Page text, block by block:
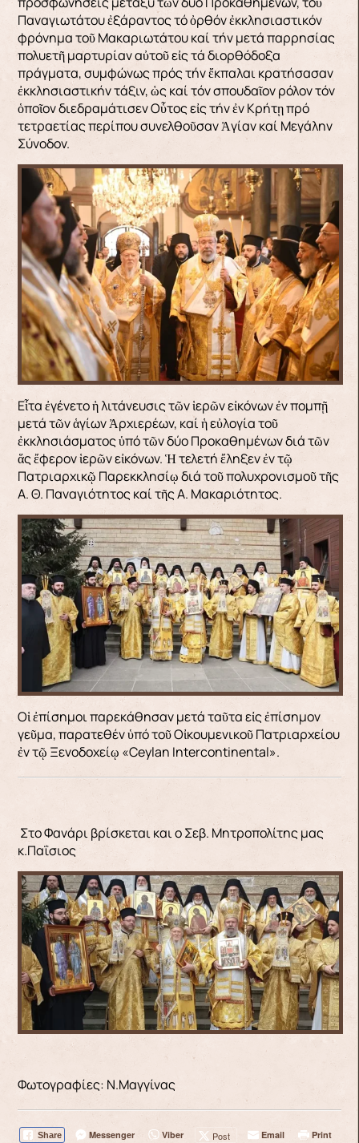
Παναγιωτάτου ἐξάραντος τό ὀρθόν ἐκκλησιαστικόν
φρόνημα τοῦ Μακαριωτάτου καί τήν μετά παρρησίας
πολυετῆ μαρτυρίαν αὐτοῦ εἰς τά διορθόδοξα
πράγματα, συμφώνως πρός τήν ἔκπαλαι κρατήσασαν
ἐκκλησιαστικήν τάξιν, ὡς καί τόν σπουδαῖον ρόλον τόν
ὁποῖον διεδραμάτισεν Οὗτος εἰς τήν ἐν Κρήτῃ πρό
τετραετίας περίπου συνελθοῦσαν Ἁγίαν καί Μεγάλην
Σύνοδον.
Εἶτα ἐγένετο ἡ λιτάνευσις τῶν ἱερῶν εἰκόνων ἐν πομπῇ
μετά τῶν ἁγίων Ἀρχιερέων, καί ἡ εὐλογία τοῦ
ἐκκλησιάσματος ὑπό τῶν δύο Προκαθημένων διά τῶν
ἅς ἔφερoν ἱερῶν εἰκόνων. Ἡ τελετή ἔληξεν ἐν τῷ
Πατριαρχικῷ Παρεκκλησίῳ διά τοῦ πολυχρονισμοῦ τῆς
Α. Θ. Παναγιότητος καί τῆς Α. Μακαριότητος.
Οἱ ἐπίσημοι παρεκάθησαν μετά ταῦτα εἰς ἐπίσημον
γεῦμα, παρατεθέν ὑπό τοῦ Οἰκουμενικοῦ Πατριαρχείου
ἐν τῷ Ξενοδοχείῳ «Ceylan Intercontinental».
Στο Φανάρι βρίσκεται και ο Σεβ. Μητροπολίτης μας
κ.Παΐσιος
Φωτογραφίες: Ν.Μαγγίνας
Share Messenger Viber Post Email Print